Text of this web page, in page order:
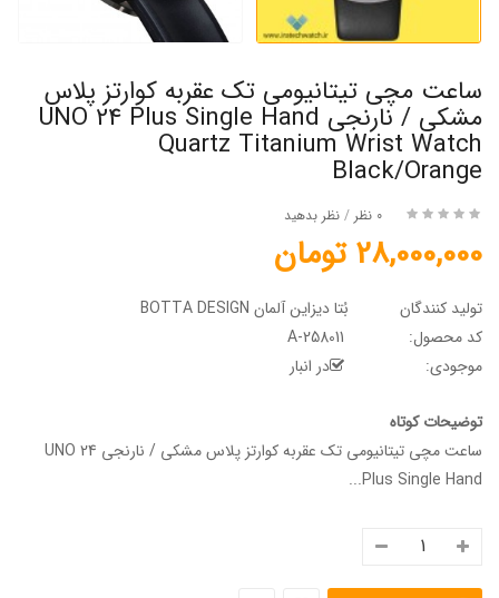
ساعت مچی تیتانیومی تک عقربه کوارتز پلاس
مشکی / نارنجی UNO 24 Plus Single Hand
Quartz Titanium Wrist Watch
Black/Orange
0 نظر / نظر بدهید
28,000,000 تومان
تولید کنندگان
بُتا دیزاین آلمان BOTTA DESIGN
کد محصول:
موجودی:
در انبار
توضیحات کوتاه
ساعت مچی تیتانیومی تک عقربه کوارتز پلاس مشکی / نارنجی UNO 24
Plus Single Hand...